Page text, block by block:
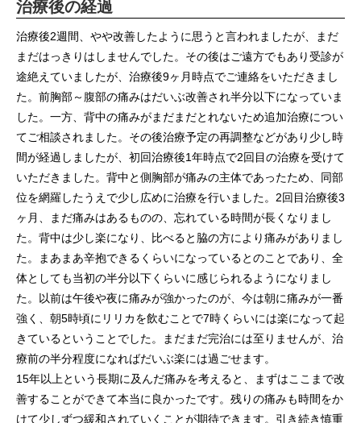
治療後の経過
治療後2週間、やや改善したように思うと言われましたが、まだ
まだはっきりはしませんでした。その後はご遠方でもあり受診が
途絶えていましたが、治療後9ヶ月時点でご連絡をいただきまし
た。前胸部～腹部の痛みはだいぶ改善され半分以下になっていま
した。一方、背中の痛みがまだまだとれないため追加治療につい
てご相談されました。その後治療予定の再調整などがあり少し時
間が経過しましたが、初回治療後1年時点で2回目の治療を受けて
いただきました。背中と側胸部が痛みの主体であったため、同部
位を網羅したうえで少し広めに治療を行いました。2回目治療後3
ヶ月、まだ痛みはあるものの、忘れている時間が長くなりまし
た。背中は少し楽になり、比べると脇の方により痛みがありまし
た。まあまあ辛抱できるくらいになっているとのことであり、全
体としても当初の半分以下くらいに感じられるようになりまし
た。以前は午後や夜に痛みが強かったのが、今は朝に痛みが一番
強く、朝5時頃にリリカを飲むことで7時くらいには楽になって起
きているということでした。まだまだ完治には至りませんが、治
療前の半分程度になればだいぶ楽には過ごせます。
15年以上という長期に及んだ痛みを考えると、まずはここまで改
善することができて本当に良かったです。残りの痛みも時間をか
けて少しずつ緩和されていくことが期待できます。引き続き慎重